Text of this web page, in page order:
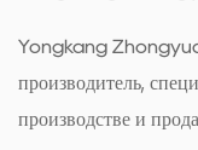
Yongkang
производитель,
производстве и